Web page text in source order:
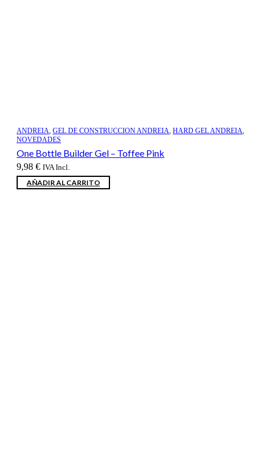
ANDREIA, GEL DE CONSTRUCCION ANDREIA, HARD GEL ANDREIA,
NOVEDADES
One Bottle Builder Gel – Toffee Pink
9,98 € IVA Incl.
AÑADIR AL CARRITO